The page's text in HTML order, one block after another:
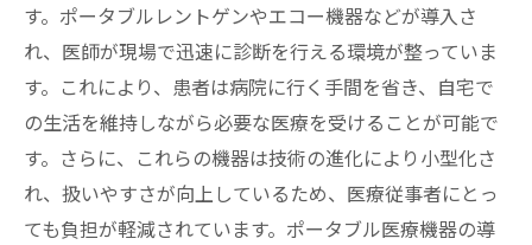
状
モバイルデバイスによる健康モニタリング
ウェアラブル技術の導入とその効果
医療データのリアルタイム分析の現状
医療従事者の効率的な情報把握と意思決定
自己管理意識を高めるテクノロジーの活用
す。ポータブルレントゲンやエコー機器などが導入さ
れ、医師が現場で迅速に診断を行える環境が整っていま
す。これにより、患者は病院に行く手間を省き、自宅で
の生活を維持しながら必要な医療を受けることが可能で
す。さらに、これらの機器は技術の進化により小型化さ
れ、扱いやすさが向上しているため、医療従事者にとっ
ても負担が軽減されています。ポータブル医療機器の導